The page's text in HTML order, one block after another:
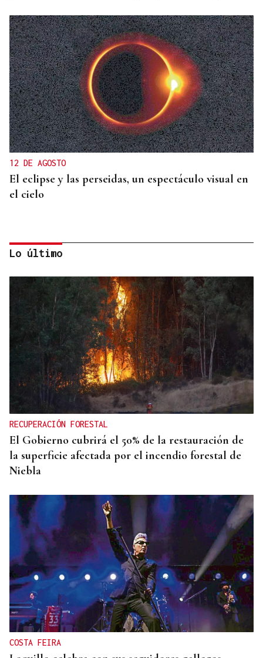
12 DE AGOSTO
El eclipse y las perseidas, un espectáculo visual en
el cielo
ORÁCULO DAS BURGAS
Horóscopo del día: domingo, 9 de agosto
Lo último
RECUPERACIÓN FORESTAL
El Gobierno cubrirá el 50% de la restauración de
la superficie afectada por el incendio forestal de
Niebla
COSTA FEIRA